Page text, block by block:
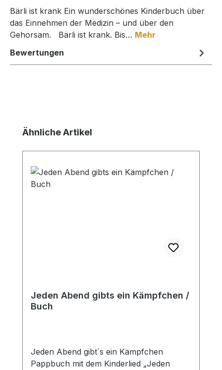
Bärli ist krank Ein wunderschönes Kinderbuch über
das Einnehmen der Medizin – und über den
Gehorsam. Bärli ist krank. Bis… Mehr
Bewertungen
Produktgalerie überspringen
Ähnliche Artikel
Jeden Abend gibts ein Kämpfchen /
Buch
Jeden Abend gibt´s ein Kämpfchen
Pappbuch mit dem Kinderlied „Jeden